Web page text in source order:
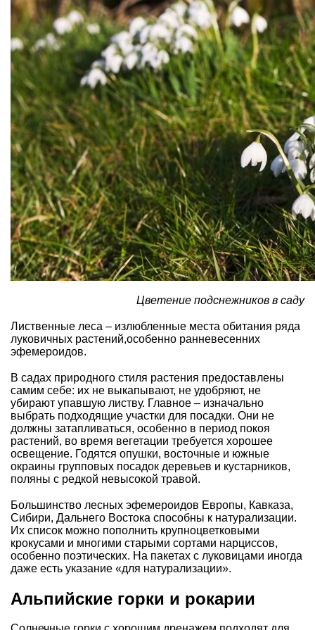
Цветение подснежников в саду
Лиственные леса – излюбленные места обитания ряда
луковичных растений,особенно ранневесенних
эфемероидов.
В садах природного стиля растения предоставлены
самим себе: их не выкапывают, не удобряют, не
убирают упавшую листву. Главное – изначально
выбрать подходящие участки для посадки. Они не
должны затапливаться, особенно в период покоя
растений, во время вегетации требуется хорошее
освещение. Годятся опушки, восточные и южные
окраины групповых посадок деревьев и кустарников,
поляны с редкой невысокой травой.
Большинство лесных эфемероидов Европы, Кавказа,
Сибири, Дальнего Востока способны к натурализации.
Их список можно пополнить крупноцветковыми
крокусами и многими старыми сортами нарциссов,
особенно поэтических. На пакетах с луковицами иногда
даже есть указание «для натурализации».
Альпийские горки и рокарии